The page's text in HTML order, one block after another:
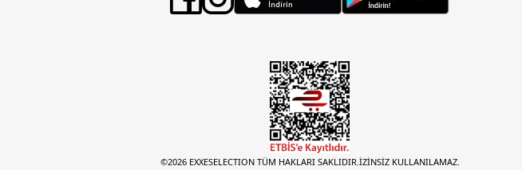
©2026 EXXESELECTION TÜM HAKLARI SAKLIDIR.İZİNSİZ KULLANILAMAZ.